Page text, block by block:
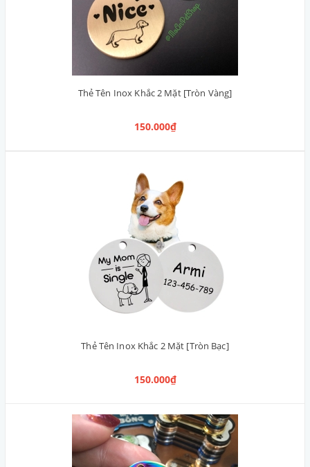
Thẻ Tên Inox Khắc 2 Mặt [Tròn Vàng]
150.000₫
Thẻ Tên Inox Khắc 2 Mặt [Tròn Bạc]
150.000₫